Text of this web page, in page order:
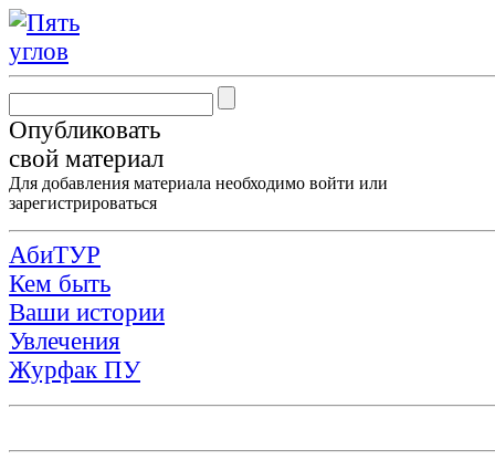
Опубликовать
свой материал
Для добавления материала необходимо войти или
зарегистрироваться
АбиТУР
Кем быть
Ваши истории
Увлечения
Журфак ПУ